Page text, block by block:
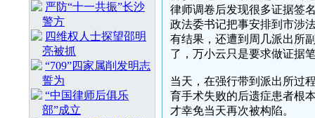
严防“十一共振”长沙
警方
四维权人士探望邵明
亮被抓
“709”四家属削发明志
誓为
“中国律师后俱乐
部”成立
律师调卷后发现很多证据签
政法委书记把事安排到市涉
有结果，还遭到周几派出所
了，万小云只是要求做证据
当天，在强行带到派出所过
育手术失败的后遗症患者根
才幸免当天再次被构陷。